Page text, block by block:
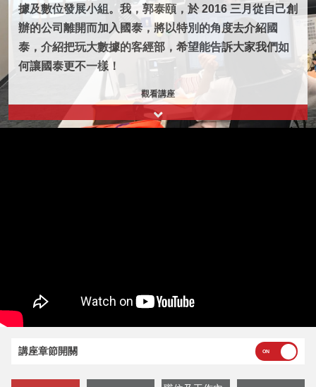
據及數位發展小組。我，郭泰頤，於 2016 三月從自己創
辦的公司離開而加入國泰，將以特別的角度去介紹國
泰，介紹把玩大數據的客經部，希望能告訴大家我們如
何讓國泰更不一樣！
觀看講座
講座章節開關